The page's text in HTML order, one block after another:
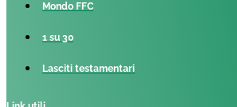
Mondo FFC
1 su 30
Lasciti testamentari